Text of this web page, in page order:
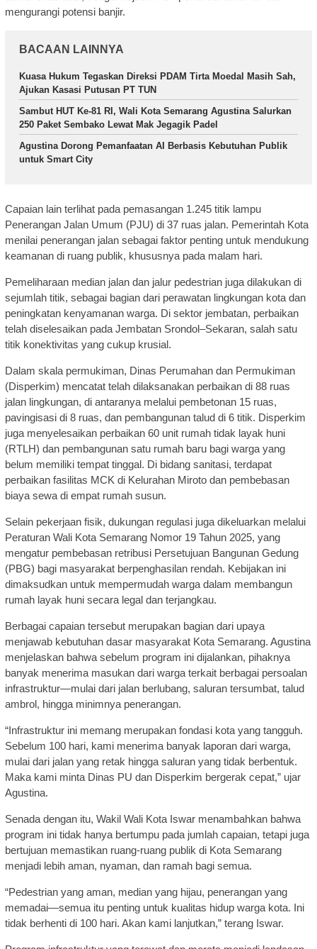
mengurangi potensi banjir.
BACAAN LAINNYA
Kuasa Hukum Tegaskan Direksi PDAM Tirta Moedal Masih Sah,
Ajukan Kasasi Putusan PT TUN
Sambut HUT Ke-81 RI, Wali Kota Semarang Agustina Salurkan
250 Paket Sembako Lewat Mak Jegagik Padel
Agustina Dorong Pemanfaatan AI Berbasis Kebutuhan Publik
untuk Smart City
Capaian lain terlihat pada pemasangan 1.245 titik lampu
Penerangan Jalan Umum (PJU) di 37 ruas jalan. Pemerintah Kota
menilai penerangan jalan sebagai faktor penting untuk mendukung
keamanan di ruang publik, khususnya pada malam hari.
Pemeliharaan median jalan dan jalur pedestrian juga dilakukan di
sejumlah titik, sebagai bagian dari perawatan lingkungan kota dan
peningkatan kenyamanan warga. Di sektor jembatan, perbaikan
telah diselesaikan pada Jembatan Srondol–Sekaran, salah satu
titik konektivitas yang cukup krusial.
Dalam skala permukiman, Dinas Perumahan dan Permukiman
(Disperkim) mencatat telah dilaksanakan perbaikan di 88 ruas
jalan lingkungan, di antaranya melalui pembetonan 15 ruas,
pavingisasi di 8 ruas, dan pembangunan talud di 6 titik. Disperkim
juga menyelesaikan perbaikan 60 unit rumah tidak layak huni
(RTLH) dan pembangunan satu rumah baru bagi warga yang
belum memiliki tempat tinggal. Di bidang sanitasi, terdapat
perbaikan fasilitas MCK di Kelurahan Miroto dan pembebasan
biaya sewa di empat rumah susun.
Selain pekerjaan fisik, dukungan regulasi juga dikeluarkan melalui
Peraturan Wali Kota Semarang Nomor 19 Tahun 2025, yang
mengatur pembebasan retribusi Persetujuan Bangunan Gedung
(PBG) bagi masyarakat berpenghasilan rendah. Kebijakan ini
dimaksudkan untuk mempermudah warga dalam membangun
rumah layak huni secara legal dan terjangkau.
Berbagai capaian tersebut merupakan bagian dari upaya
menjawab kebutuhan dasar masyarakat Kota Semarang. Agustina
menjelaskan bahwa sebelum program ini dijalankan, pihaknya
banyak menerima masukan dari warga terkait berbagai persoalan
infrastruktur—mulai dari jalan berlubang, saluran tersumbat, talud
ambrol, hingga minimnya penerangan.
“Infrastruktur ini memang merupakan fondasi kota yang tangguh.
Sebelum 100 hari, kami menerima banyak laporan dari warga,
mulai dari jalan yang retak hingga saluran yang tidak berbentuk.
Maka kami minta Dinas PU dan Disperkim bergerak cepat,” ujar
Agustina.
Senada dengan itu, Wakil Wali Kota Iswar menambahkan bahwa
program ini tidak hanya bertumpu pada jumlah capaian, tetapi juga
bertujuan memastikan ruang-ruang publik di Kota Semarang
menjadi lebih aman, nyaman, dan ramah bagi semua.
“Pedestrian yang aman, median yang hijau, penerangan yang
memadai—semua itu penting untuk kualitas hidup warga kota. Ini
tidak berhenti di 100 hari. Akan kami lanjutkan,” terang Iswar.